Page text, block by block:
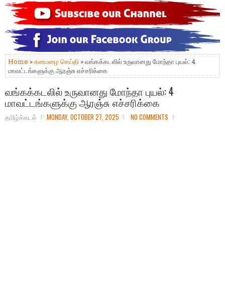
Home »கனமழை செய்தி » வங்கக்கடலில் உருவானது மோந்தா புயல்: 4
மாவட்டங்களுக்கு ஆரஞ்சு எச்சரிக்கை
வங்கக்கடலில் உருவானது மோந்தா புயல்: 4
மாவட்டங்களுக்கு ஆரஞ்சு எச்சரிக்கை
தமிழ்க்கடல் MONDAY, OCTOBER 27, 2025 NO COMMENTS